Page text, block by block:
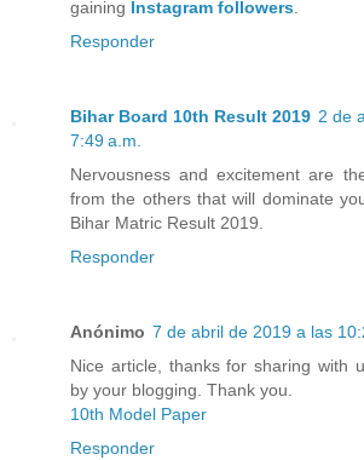
gaining Instagram followers.
Responder
Bihar Board 10th Result 2019 2 de
7:49 a.m.
Nervousness and excitement are
from the others that will dominate
Bihar Matric Result 2019.
Responder
Anónimo 7 de abril de 2019 a las
Nice article, thanks for sharing with
by your blogging. Thank you.
10th Model Paper
Responder